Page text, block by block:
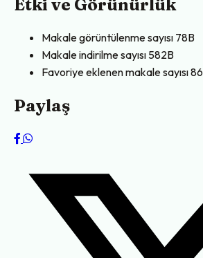
Etki ve Görünürlük
Makale görüntülenme sayısı 78B
Makale indirilme sayısı 582B
Favoriye eklenen makale sayısı86
Paylaş